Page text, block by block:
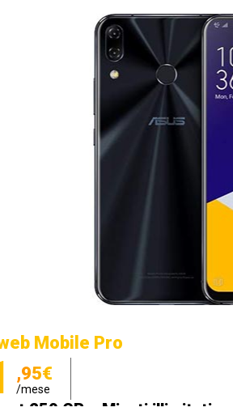
Mobile Pro
,95€
/mese
250 GB e Minuti illimitati